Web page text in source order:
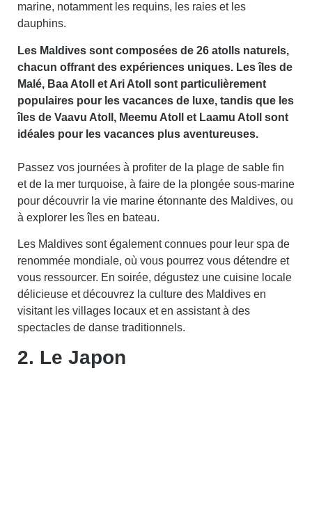
marine, notamment les requins, les raies et les
dauphins.
Les Maldives sont composées de 26 atolls naturels,
chacun offrant des expériences uniques. Les îles de
Malé, Baa Atoll et Ari Atoll sont particulièrement
populaires pour les vacances de luxe, tandis que les
îles de Vaavu Atoll, Meemu Atoll et Laamu Atoll sont
idéales pour les vacances plus aventureuses.
Passez vos journées à profiter de la plage de sable fin
et de la mer turquoise, à faire de la plongée sous-marine
pour découvrir la vie marine étonnante des Maldives, ou
à explorer les îles en bateau.
Les Maldives sont également connues pour leur spa de
renommée mondiale, où vous pourrez vous détendre et
vous ressourcer. En soirée, dégustez une cuisine locale
délicieuse et découvrez la culture des Maldives en
visitant les villages locaux et en assistant à des
spectacles de danse traditionnels.
2. Le Japon